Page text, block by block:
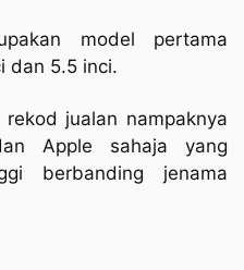
model pertama
dan 5.5 inci.
jualan nampaknya
Apple sahaja yang
berbanding jenama